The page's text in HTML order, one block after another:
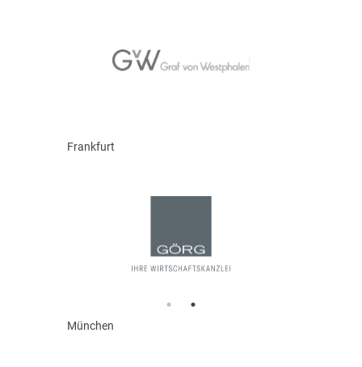
Frankfurt
München